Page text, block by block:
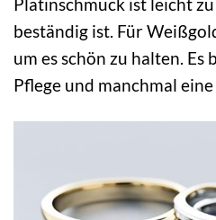
beständig ist. Für
um es schön zu halten.
Pflege und manchmal